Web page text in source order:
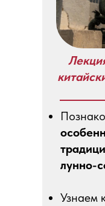
лунно-
Узнаем